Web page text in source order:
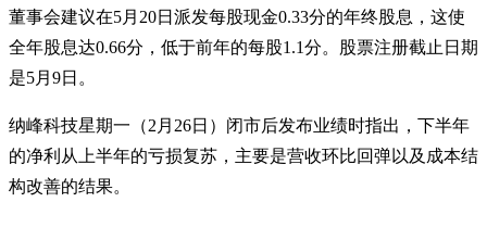
董事会建议在5月20日派发每股现金0.33分的年终股息，这使
全年股息达0.66分，低于前年的每股1.1分。股票注册截止日期
是5月9日。
纳峰科技星期一（2月26日）闭市后发布业绩时指出，下半年
的净利从上半年的亏损复苏，主要是营收环比回弹以及成本结
构改善的结果。